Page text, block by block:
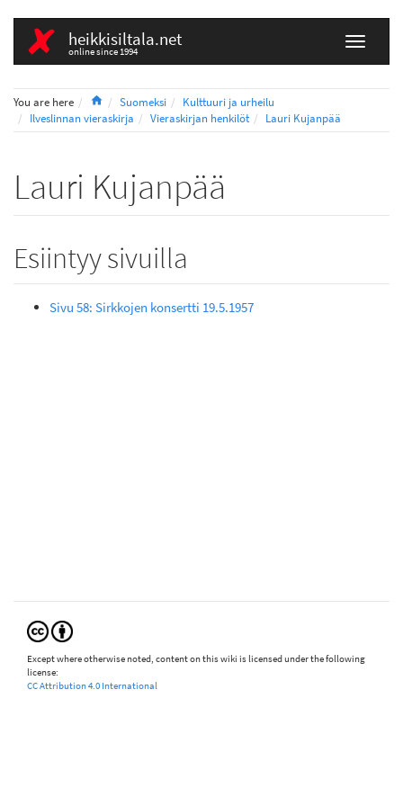
heikkisiltala.net
online since 1994
You are here HomeSuomeksi
Kulttuuri ja urheilu
Ilveslinnan vieraskirja
Vieraskirjan henkilöt Lauri Kujanpää
Lauri Kujanpää
Esiintyy sivuilla
Sivu 58: Sirkkojen konsertti 19.5.1957
Except where otherwise noted, content on this wiki is licensed under the following
license:
CC Attribution 4.0 International